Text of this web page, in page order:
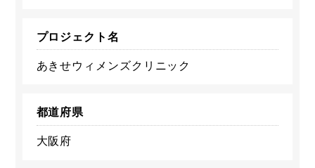
プロジェクト名
あきせウィメンズクリニック
都道府県
大阪府